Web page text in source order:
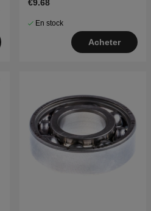
€9.68
En stock
Acheter